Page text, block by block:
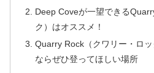
Deep Coveが一望できる
ク）はオススメ！
Quarry Rock（クワリー・ロ
ならぜひ登ってほしい場所